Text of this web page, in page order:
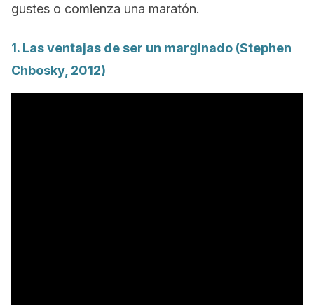
gustes o comienza una maratón.
1. Las ventajas de ser un marginado (Stephen
Chbosky, 2012)